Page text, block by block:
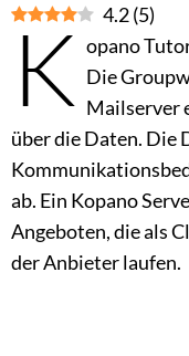
4.2(5)
K opano
Die
Mailserver
über die Daten. Die
ab. Ein Kopano
Angeboten, die als
der Anbieter laufen.